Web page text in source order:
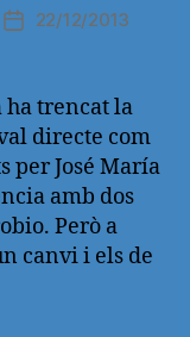
Fecha
entrada
22/12/2013
ha trencat la
directe com
per José María
amb dos
Però a
canvi i els de